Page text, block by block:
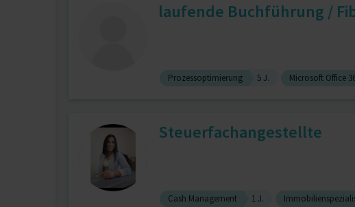
laufende Buchführung /
Prozessoptimierung 5 J. Microsoft Office
Steuerfachangestellte
Cash Management 1 J.